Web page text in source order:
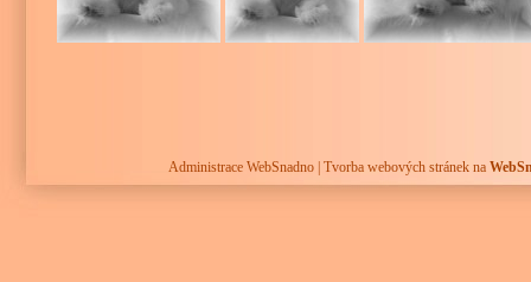
Administrace WebSnadno Tvorba webových stránek na